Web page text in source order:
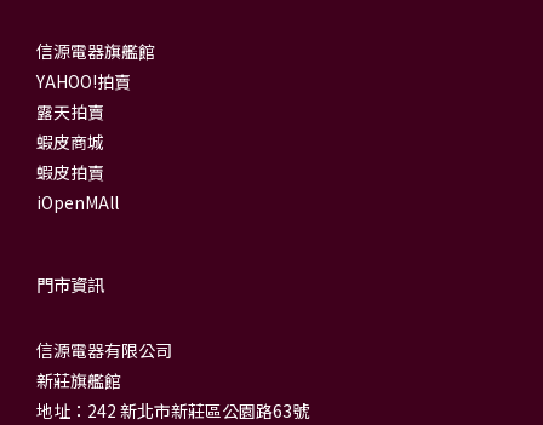
信源電器旗艦館
YAHOO!拍賣
露天拍賣
蝦皮商城
蝦皮拍賣
iOpenMAll
門市資訊
信源電器有限公司
新莊旗艦館
地址：242 新北市新莊區公園路63號